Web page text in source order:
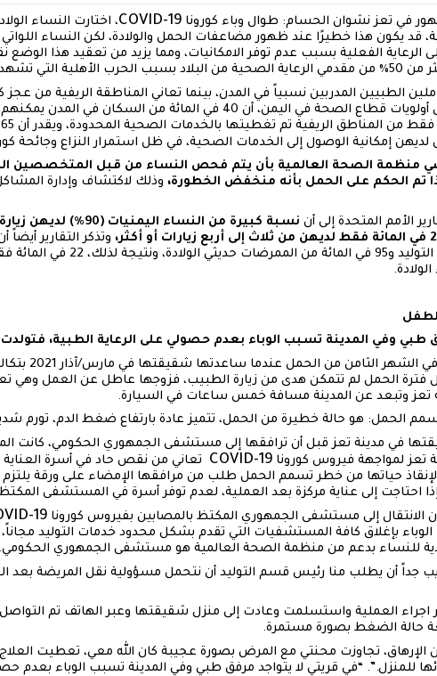
في تعز نشوان الحسام: طوال وباء كوروناCOVID-19، اختارت النساء
يكون هذا خطيرًا عند ظهور مضاعفات الحمل والولادة، لكن النساء اللواتي
الفعلية بسبب عدم توفر الامكانيات، ومما يزيد من تعقيد هذا
اليمن منذ 2015.
الطبيين المدربين نسبياً في المدن، بينما تعاني المناطقة الريفية من عجز
الدولي صادر في 2020، حول أولويات قطاع الصحة في اليمن، أن 40 في المائة
إمكانية الوصول إلى الخدمات الصحية، في ظل استمرار النزاع وجائحة
منظمة الصحة العالمية بأن يتم فحص النساء من قبل المتخصصين
تم الحكم على الحمل بأنه منخفض الخطورة، وذلك لاكتشاف وإدارة
الأمم المتحدة إلى أن
نسبة كبيرة من النساء
، وتذكر التقارير
إلى 60 في المائة من أطباء التوليد و95
طبي وفي المدينة تسبب الوباء بعدم حصولي على الرعاية الطبية،
كانت هدى سعيد
فترة الحمل لم تتمكن هدى من زيارة الطبيب، فزوجها عاطل عن العمل وهي
تعز وتبعد عن المدينة مسافة خمس ساعات في السيارة.
الحمل: هو حالة خطيرة من الحمل، تتميز عادة بارتفاع ضغط الدم، تورم
في مدينة تعز قبل أن ترافقها إلى مستشفى الجمهوري الحكومي، كانت
تعز لمواجهة فيروس كورونا COVID-19
تعاني من نقص حاد في أسرة العناية
حياتها من خطر تسمم الحمل طلب من مرافقها الإمضاء على ورقة يلتزم
احتاجت إلى عناية مركزة بعد العملية، لعدم توفر أسرة في المستشفى
إلى مستشفى الجمهوري المكتظ بالمصابين بفيروس كورونا19
بإغلاق كافة المستشفيات التي تقدم بشكل محدود خدمات التوليد
للنساء بدعم من منظمة الصحة العالمية هو مستشفى الجمهوري الحكومي.
جداً أن يطلب منا رئيس قسم التوليد أن نتحمل مسؤولية نقل المريضة بعد
العملية واستسلمت وعادت إلى منزل شقيقتها وعبر الهاتف تم التواصل
حالة الضغط بصورة مستمرة.
الإرهاق، تجاوزت محنتي مع المرض بصورة عجيبة كان الله معي، تعطيت
للمنزل.”. “في قريتي لا يتواجد مرفق طبي وفي المدينة تسبب الوباء بعدم